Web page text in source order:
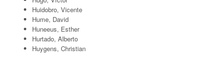
Huidobro, Vicente
Hume, David
Huneeus, Esther
Hurtado, Alberto
Huygens, Christian